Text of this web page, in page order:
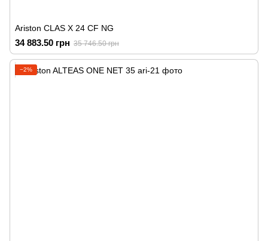
Ariston CLAS X 24 CF NG
34 883.50 грн 35 746.50 грн
−2%